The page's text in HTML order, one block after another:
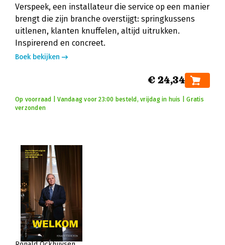
Verspeek, een installateur die service op een manier
brengt die zijn branche overstijgt: springkussens
uitlenen, klanten knuffelen, altijd uitrukken.
Inspirerend en concreet.
Boek bekijken
€ 24,34
Op voorraad | Vandaag voor 23:00 besteld, vrijdag in huis | Gratis
verzonden